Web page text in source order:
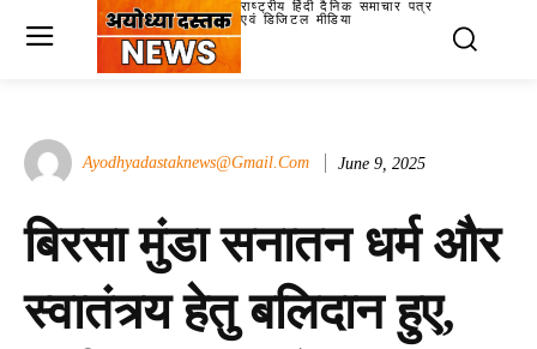
राष्ट्रीय हिंदी दैनिक समाचार पत्र
एवं डिजिटल मीडिया
Ayodhyadastaknews@gmail.com June 9, 2025
बिरसा मुंडा सनातन धर्म और
स्वातंत्र्य हेतु बलिदान हुए,